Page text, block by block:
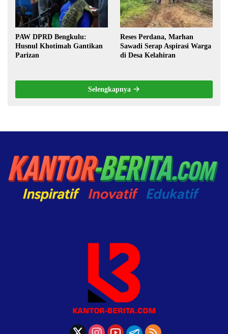
PAW DPRD Bengkulu:
Husnul Khotimah Gantikan
Parizan
Reses Perdana, Marhan
Sawadi Serap Aspirasi Warga
di Desa Kelahiran
Selengkapnya